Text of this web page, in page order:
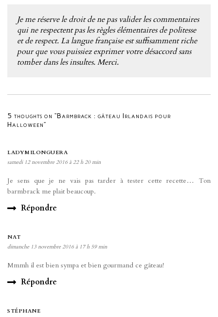
Je me réserve le droit de ne pas valider les commentaires
qui ne respectent pas les règles élémentaires de politesse
et de respect. La langue française est suffisamment riche
pour que vous puissiez exprimer votre désaccord sans
tomber dans les insultes. Merci.
5 thoughts on “Barmbrack : gâteau Irlandais pour
Halloween”
LADYMILONGUERA
samedi 12 novembre 2016 à 22 h 20 min
Je sens que je ne vais pas tarder à tester cette recette… Ton
barmbrack me plait beaucoup.
Répondre
NAT
dimanche 13 novembre 2016 à 17 h 59 min
Mmmh il est bien sympa et bien gourmand ce gâteau!
Répondre
STÉPHANE